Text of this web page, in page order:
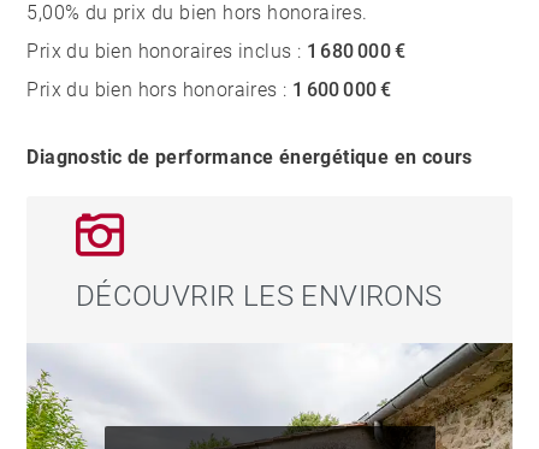
5,00% du prix du bien hors honoraires.
Prix du bien honoraires inclus : 1 680 000 €
Prix du bien hors honoraires : 1 600 000 €
Diagnostic de performance énergétique en cours
DÉCOUVRIR LES ENVIRONS